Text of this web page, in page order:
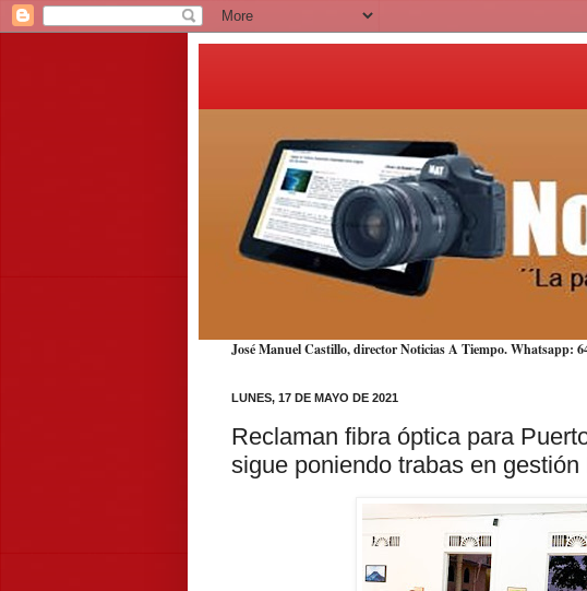
José Manuel Castillo, director Noticias A Tiempo. Whatsapp:
LUNES, 17 DE MAYO DE 2021
Reclaman fibra óptica para
sigue poniendo trabas en gestión